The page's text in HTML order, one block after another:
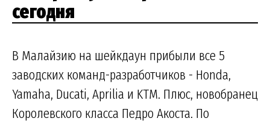
сегодня
В Малайзию на шейкдаун прибыли все 5
заводских команд-разработчиков - Honda,
Yamaha, Ducati, Aprilia и KTM. Плюс, новобранец
Королевского класса Педро Акоста. По